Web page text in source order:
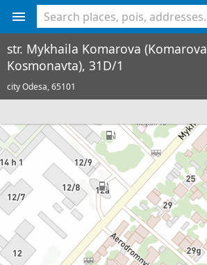
str. Mykhaila Komarova (Komarova
Kosmonavta), 31D/1
city Odesa,65101
<% console.log(hcard) %>